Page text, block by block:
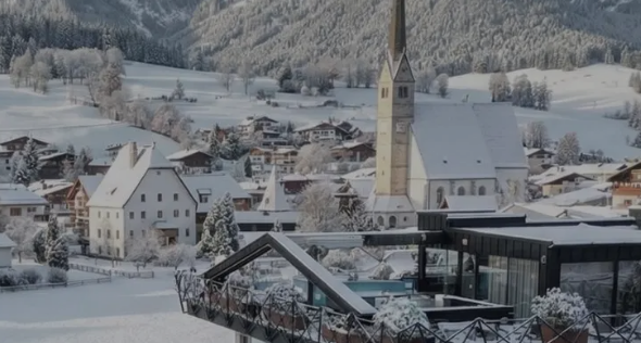
ZIMMER & ANGEBOTE
ANGEBOTE
URLAUBSERLEBNISSE
FREIE LÜCKEN
INKLUSIVLEISTUNGEN